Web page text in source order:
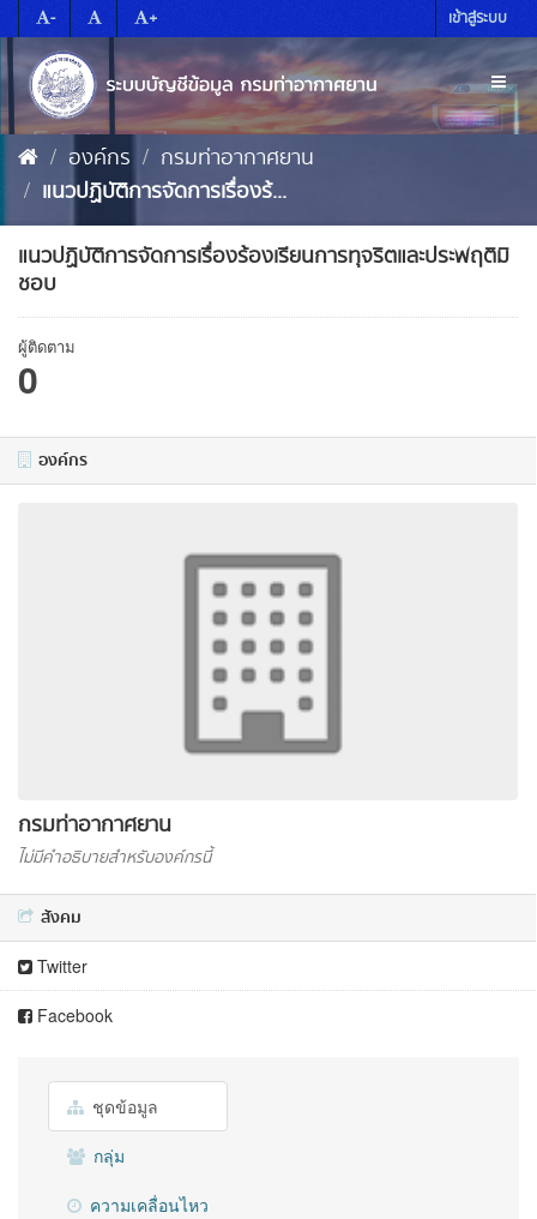
to
content
- + เข้าสู่ระบบ
องค์กร
กรมท่าอากาศยาน
แนวปฏิบัติการจัดการเรื่องร้...
แนวปฏิบัติการจัดการเรื่องร้องเรียนการทุจริตและประพฤติมิ
ชอบ
ผู้ติดตาม
0
องค์กร
กรมท่าอากาศยาน
ไม่มีคำอธิบายสำหรับองค์กรนี้
สังคม
Twitter
Facebook
ชุดข้อมูล
กลุ่ม
ความเคลื่อนไหว